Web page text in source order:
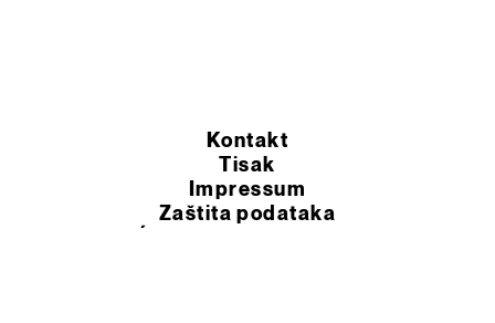
Kontakt
Tisak
Impressum
Zaštita podataka